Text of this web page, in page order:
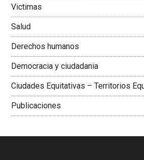
Victimas
Salud
Derechos humanos
Democracia y ciudadania
Ciudades Equitativas – Territorios
Publicaciones